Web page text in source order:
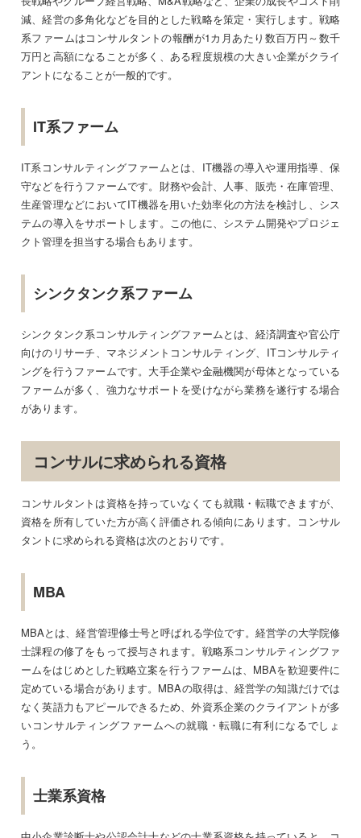
減、経営の多角化などを目的とした戦略を策定・実行します。戦略
系ファームはコンサルタントの報酬が1カ月あたり数百万円～数千
万円と高額になることが多く、ある程度規模の大きい企業がクライ
アントになることが一般的です。
IT系ファーム
IT系コンサルティングファームとは、IT機器の導入や運用指導、保
守などを行うファームです。財務や会計、人事、販売・在庫管理、
生産管理などにおいてIT機器を用いた効率化の方法を検討し、シス
テムの導入をサポートします。この他に、システム開発やプロジェ
クト管理を担当する場合もあります。
シンクタンク系ファーム
シンクタンク系コンサルティングファームとは、経済調査や官公庁
向けのリサーチ、マネジメントコンサルティング、ITコンサルティ
ングを行うファームです。大手企業や金融機関が母体となっている
ファームが多く、強力なサポートを受けながら業務を遂行する場合
があります。
コンサルに求められる資格
コンサルタントは資格を持っていなくても就職・転職できますが、
資格を所有していた方が高く評価される傾向にあります。コンサル
タントに求められる資格は次のとおりです。
MBA
MBAとは、経営管理修士号と呼ばれる学位です。経営学の大学院修
士課程の修了をもって授与されます。戦略系コンサルティングファ
ームをはじめとした戦略立案を行うファームは、MBAを歓迎要件に
定めている場合があります。MBAの取得は、経営学の知識だけでは
なく英語力もアピールできるため、外資系企業のクライアントが多
いコンサルティングファームへの就職・転職に有利になるでしょ
う。
士業系資格